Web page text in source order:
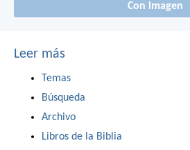
Con imagen
Leer más
Temas
Búsqueda
Archivo
Libros de la Biblia